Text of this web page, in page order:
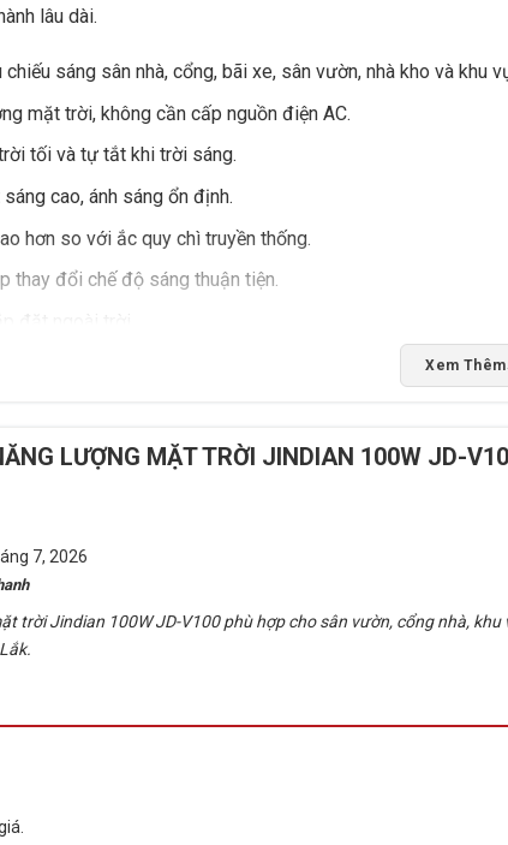
lâu dài.
sáng sân nhà, cổng, bãi xe, sân vườn, nhà kho và khu
mặt trời, không cần cấp nguồn điện AC.
tối và tự tắt khi trời sáng.
cao, ánh sáng ổn định.
hơn so với ắc quy chì truyền thống.
thay đổi chế độ sáng thuận tiện.
là toàn bộ hệ thống gồm đèn, tấm pin và bộ điều khiển
Xem Thêm
LƯỢNG MẶT TRỜI JINDIAN 100W JD-
7, 2026
trời Jindian 100W JD-V100 phù hợp cho sân vườn, cổng nhà,